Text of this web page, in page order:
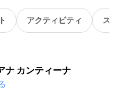
アクティビティ ス
ナ カンティーナ